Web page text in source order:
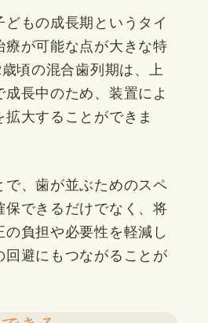
もの成長期というタイ
療が可能な点が大きな特
頃の混合歯列期は、上
長中のため、装置によ
大することができま
で、歯が並ぶためのスペ
保できるだけでなく、将
負担や必要性を軽減し
回避にもつながることが